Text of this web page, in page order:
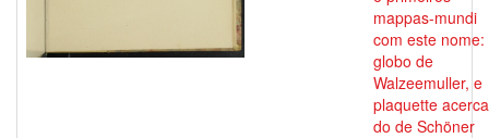
mappas-mundi
com este nome:
globo de
Walzeemuller, e
plaquette acerca
do de Schöner